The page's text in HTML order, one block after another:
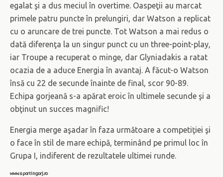
egalat şi a dus meciul în overtime. Oaspeţii au marcat
primele patru puncte în prelungiri, dar Watson a replicat
cu o aruncare de trei puncte. Tot Watson a mai redus o
dată diferenţa la un singur punct cu un three-point-play,
iar Troupe a recuperat o minge, dar Glyniadakis a ratat
ocazia de a aduce Energia în avantaj. A făcut-o Watson
însă cu 22 de secunde înainte de final, scor 90-89.
Echipa gorjeană s-a apărat eroic în ultimele secunde şi a
obţinut un succes magnific!
Energia merge aşadar în faza următoare a competiţiei şi
o face în stil de mare echipă, terminând pe primul loc în
Grupa I, indiferent de rezultatele ultimei runde.
www.sportingorj.ro